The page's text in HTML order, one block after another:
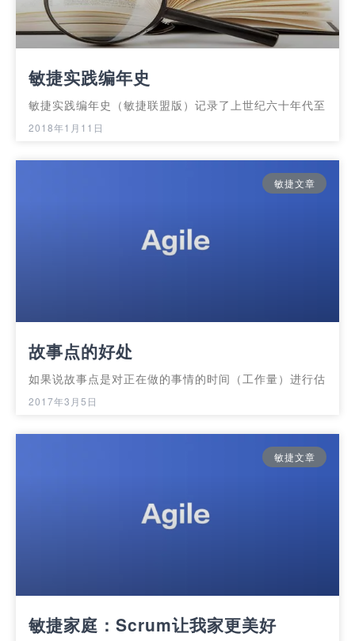
敏捷实践编年史
敏捷实践编年史（敏捷联盟版）记录了上世纪六十年代至
2018年1月11日
敏捷文章
故事点的好处
如果说故事点是对正在做的事情的时间（工作量）进行估
2017年3月5日
敏捷文章
敏捷家庭：Scrum让我家更美好